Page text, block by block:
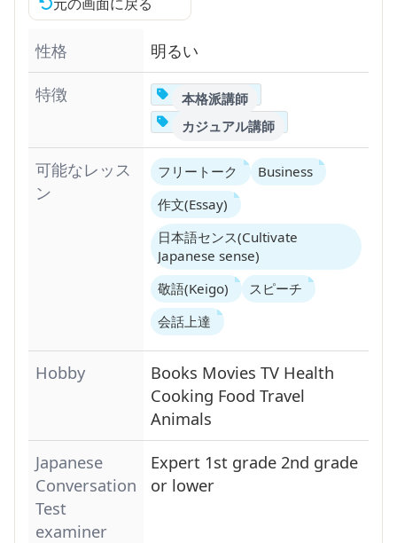
性格
明るい
特徴
本格派講師
カジュアル講師
可能なレッス
ン
フリートーク
Business
作文(Essay)
日本語センス(Cultivate
Japanese sense)
敬語(Keigo)
スピーチ
会話上達
Hobby Books Movies TV Health
Cooking Food Travel
Animals
Japanese
Conversation
Test
examiner
Expert 1st grade 2nd grade
or lower